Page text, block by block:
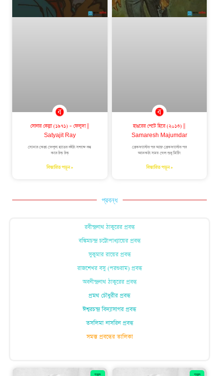
সোনার কেল্লা (১৯৭১) – ফেলুদা ||
Satyajit Ray
সোনার কেল্লা ফেলুদা হাতের বইটা সশব্দে বন্ধ
করে টক্‌ টক্‌
বিস্তারিত পড়ুন »
হাঙরের পেটে হিরে (২০১৩) ||
Samaresh Majumdar
ব্রেকফাস্টের পর আজ ব্রেকফাস্টের পর
অনেকটা সময় গেল শুধু মিটিং
বিস্তারিত পড়ুন »
প্রবন্ধ
রবীন্দ্রনাথ ঠাকুরের প্রবন্ধ
বঙ্কিমচন্দ্র চট্টোপাধ্যায়ের প্রবন্ধ
সুকুমার রায়ের প্রবন্ধ
রাজশেখর বসু (পরশুরাম) প্রবন্ধ
অবনীন্দ্রনাথ ঠাকুরেরপ্রবন্ধ
প্রমথ চৌধুরীর প্রবন্ধ
ঈশ্বরচন্দ্র বিদ্যাসাগর প্রবন্ধ
তসলিমা নাসরিন প্রবন্ধ
সমস্ত প্রবন্ধের তালিকা
প্রবন্দ প্রবন্দ